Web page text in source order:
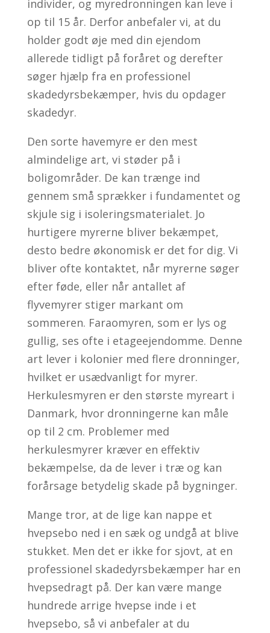
individer, og myredronningen kan leve i
op til 15 år. Derfor anbefaler vi, at du
holder godt øje med din ejendom
allerede tidligt på foråret og derefter
søger hjælp fra en professionel
skadedyrsbekæmper, hvis du opdager
skadedyr.
Den sorte havemyre er den mest
almindelige art, vi støder på i
boligområder. De kan trænge ind
gennem små sprækker i fundamentet og
skjule sig i isoleringsmaterialet. Jo
hurtigere myrerne bliver bekæmpet,
desto bedre økonomisk er det for dig. Vi
bliver ofte kontaktet, når myrerne søger
efter føde, eller når antallet af
flyvemyrer stiger markant om
sommeren. Faraomyren, som er lys og
gullig, ses ofte i etageejendomme. Denne
art lever i kolonier med flere dronninger,
hvilket er usædvanligt for myrer.
Herkulesmyren er den største myreart i
Danmark, hvor dronningerne kan måle
op til 2 cm. Problemer med
herkulesmyrer kræver en effektiv
bekæmpelse, da de lever i træ og kan
forårsage betydelig skade på bygninger.
Mange tror, at de lige kan nappe et
hvepsebo ned i en sæk og undgå at blive
stukket. Men det er ikke for sjovt, at en
professionel skadedyrsbekæmper har en
hvepsedragt på. Der kan være mange
hundrede arrige hvepse inde i et
hvepsebo, så vi anbefaler at du